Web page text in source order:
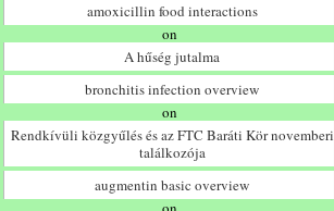
amoxicillin food interactions
on
A hűség jutalma
bronchitis infection overview
on
Rendkívüli közgyűlés és az FTC Baráti Kör novemberi
találkozója
augmentin basic overview